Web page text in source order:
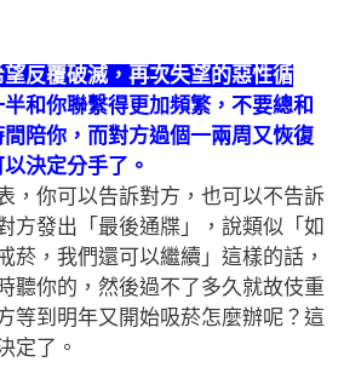
反覆破滅，再次失望的惡性循
和你聯繫得更加頻繁，不要總和
陪你，而對方過個一兩周又恢復
決定分手了。
，你可以告訴對方，也可以不告訴
方發出「最後通牒」，說類似「如
菸，我們還可以繼續」這樣的話，
聽你的，然後過不了多久就故伎重
等到明年又開始吸菸怎麼辦呢？這
定了。